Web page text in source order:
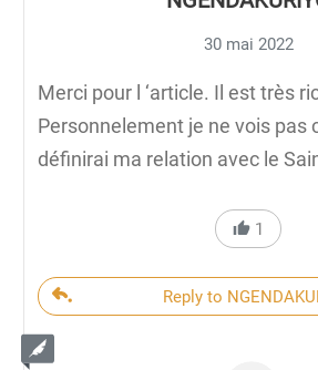
30 mai 2022
Merci pour l ‘article. Il est très
Personnelement je ne vois pas
définirai ma relation avec le
1
Reply to